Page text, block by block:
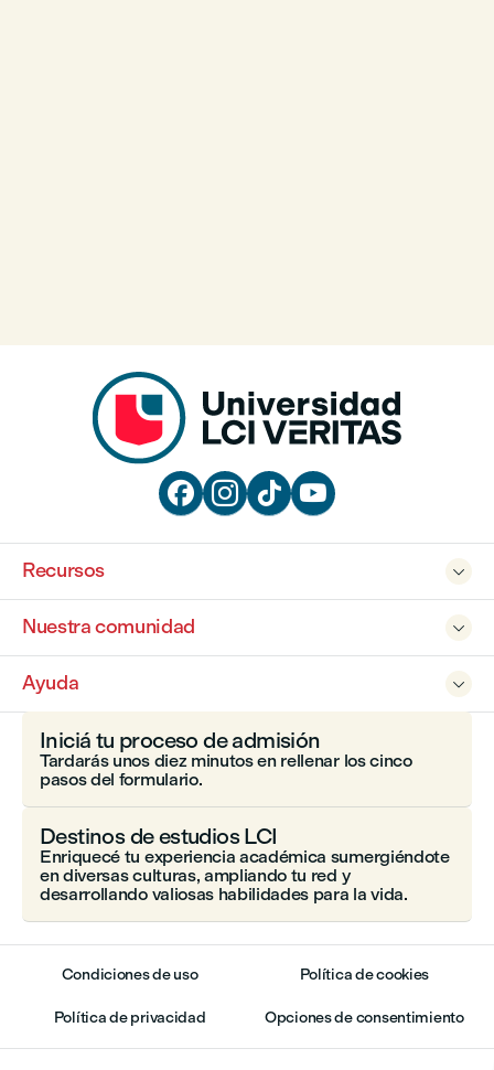
   

Recursos

Nuestra comunidad

Ayuda
Iniciá tu proceso de admisión
Tardarás unos diez minutos en rellenar los cinco
pasos del formulario.
Destinos de estudios LCI
Enriquecé tu experiencia académica sumergiéndote
en diversas culturas, ampliando tu red y
desarrollando valiosas habilidades para la vida.
Condiciones de uso Política de cookies
Política de privacidad Opciones de consentimiento